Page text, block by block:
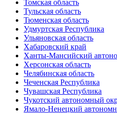
Томская область
Тульская область
Тюменская область
Удмуртская Республика
Ульяновская область
Хабаровский край
Ханты-Мансийский
Херсонская область
Челябинская область
Чеченская Республика
Чувашская Республика
Чукотский автономный
Ямало-Ненецкий